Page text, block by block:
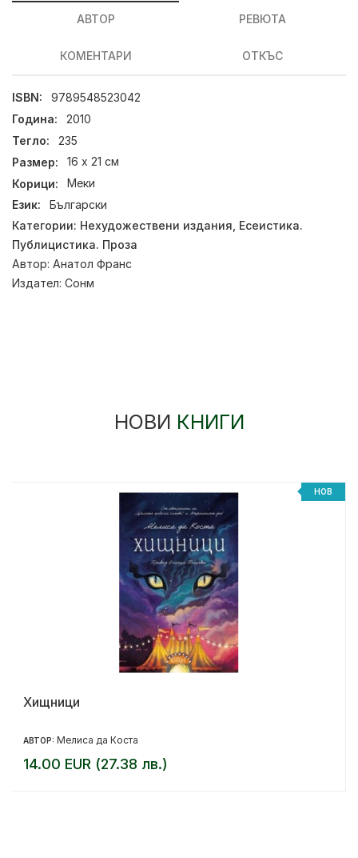
АВТОР РЕВЮТА
КОМЕНТАРИ ОТКЪС
ISBN:
9789548523042
Година:
2010
Тегло:
235
Размер:
16 х 21 см
Корици:
Меки
Език:
Български
Категории: Нехудожествени издания Есеистика.
Публицистика. Проза
Автор: Анатол Франс
Издател: Сонм
НОВИ КНИГИ
НОВ
Хищници
АВТОР: Мелиса да Коста
14.00 EUR (27.38 лв.)